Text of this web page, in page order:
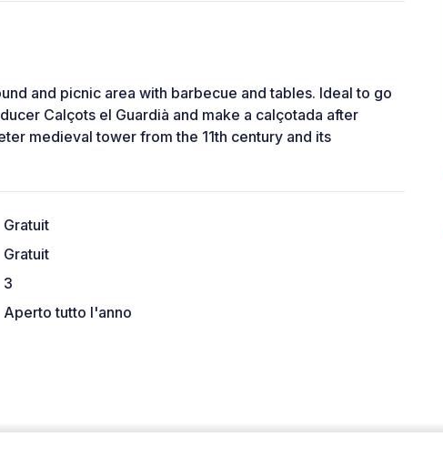
and picnic area with barbecue and tables. Ideal to go
Calçots el Guardià and make a calçotada after
medieval tower from the 11th century and its
Gratuit
Gratuit
3
Aperto tutto l'anno